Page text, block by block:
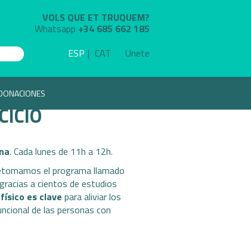
VOLS QUE ET TRUQUEM?
Whatsapp +34 685 662 185
ESP
CAT Unete
. Cada lunes de 11h a 12h.
el programa llamado
a cientos de estudios
es clave para aliviar los
de las personas con